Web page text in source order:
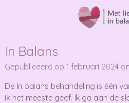
de
hoofdinhoud
In Balans
Gepubliceerd op 1 februari 2024
De In balans behandeling is één
ik het meeste geef. Ik ga aan de